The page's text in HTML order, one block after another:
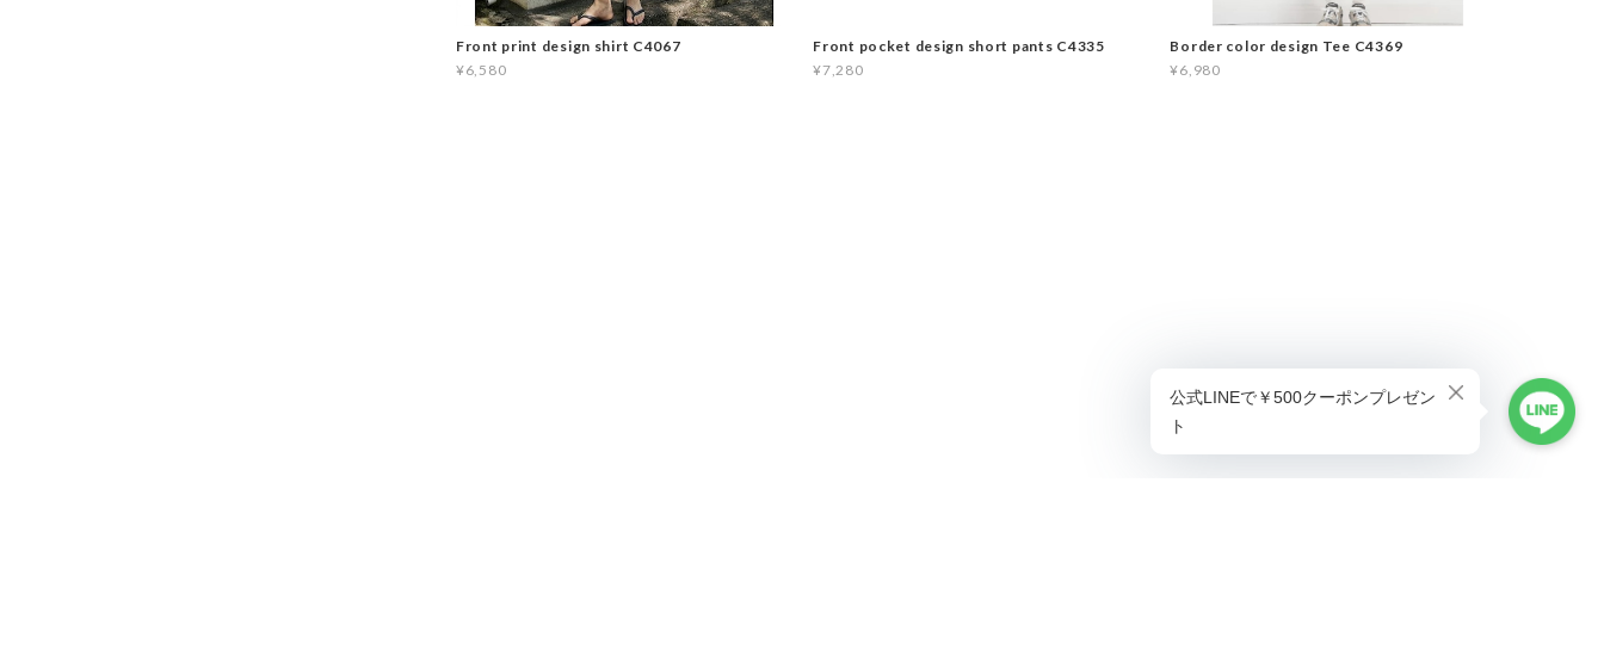
Front print design shirt C4067
¥6,580
Front pocket design short pants C4335
¥7,280
Border color design Tee C4369
¥6,980